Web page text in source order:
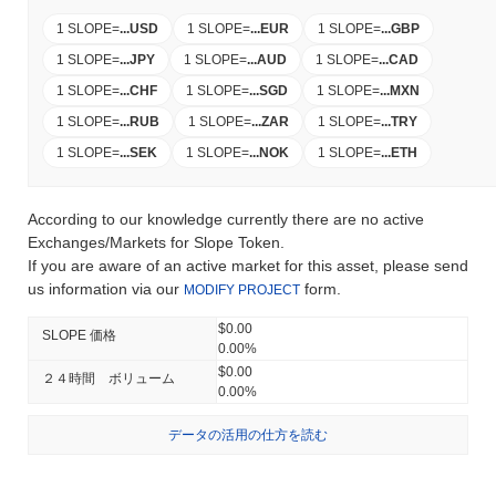
1 SLOPE=...USD 1 SLOPE=...EUR 1 SLOPE=...GBP
1 SLOPE=...JPY 1 SLOPE=...AUD 1 SLOPE=...CAD
1 SLOPE=...CHF 1 SLOPE=...SGD 1 SLOPE=...MXN
1 SLOPE=...RUB 1 SLOPE=...ZAR 1 SLOPE=...TRY
1 SLOPE=...SEK 1 SLOPE=...NOK 1 SLOPE=...ETH
According to our knowledge currently there are no active
Exchanges/Markets for Slope Token.
If you are aware of an active market for this asset, please send
us information via our MODIFY PROJECT form.
SLOPE 価格
$0.00
0.00%
２４時間 ボリューム
$0.00
0.00%
データの活用の仕方を読む